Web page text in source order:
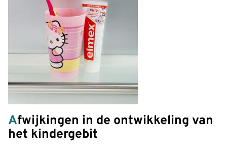
Afwijkingen in de ontwikkeling van
het kindergebit